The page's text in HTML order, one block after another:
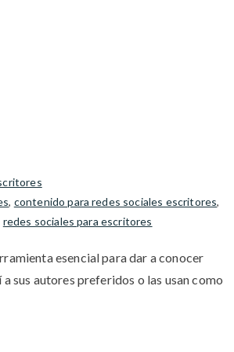
, contenido para redes sociales escritores,
redes sociales para escritores
esencial para dar a conocer
sus autores preferidos o las usan como